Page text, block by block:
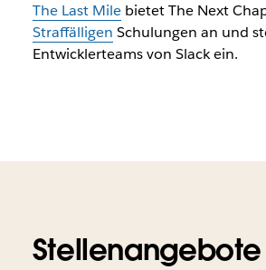
The Last Milebietet The Next
Straffälligen Schulungen an und
Entwicklerteams von Slack ein.
Stellenangebote